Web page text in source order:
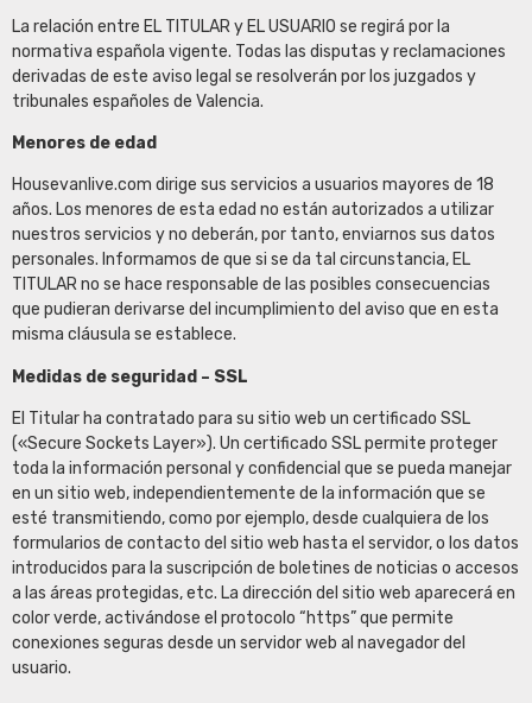
La relación entre EL TITULAR y EL USUARIO se regirá por la
normativa española vigente. Todas las disputas y reclamaciones
derivadas de este aviso legal se resolverán por los juzgados y
tribunales españoles de Valencia.
Menores de edad
Housevanlive.com dirige sus servicios a usuarios mayores de 18
años. Los menores de esta edad no están autorizados a utilizar
nuestros servicios y no deberán, por tanto, enviarnos sus datos
personales. Informamos de que si se da tal circunstancia, EL
TITULAR no se hace responsable de las posibles consecuencias
que pudieran derivarse del incumplimiento del aviso que en esta
misma cláusula se establece.
Medidas de seguridad – SSL
El Titular ha contratado para su sitio web un certificado SSL
(«Secure Sockets Layer»). Un certificado SSL permite proteger
toda la información personal y confidencial que se pueda manejar
en un sitio web, independientemente de la información que se
esté transmitiendo, como por ejemplo, desde cualquiera de los
formularios de contacto del sitio web hasta el servidor, o los datos
introducidos para la suscripción de boletines de noticias o accesos
a las áreas protegidas, etc. La dirección del sitio web aparecerá en
color verde, activándose el protocolo “https” que permite
conexiones seguras desde un servidor web al navegador del
usuario.